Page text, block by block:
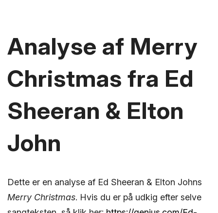
Analyse af Merry
Christmas fra Ed
Sheeran & Elton
John
Dette er en analyse af Ed Sheeran & Elton Johns
Merry Christmas. Hvis du er på udkig efter selve